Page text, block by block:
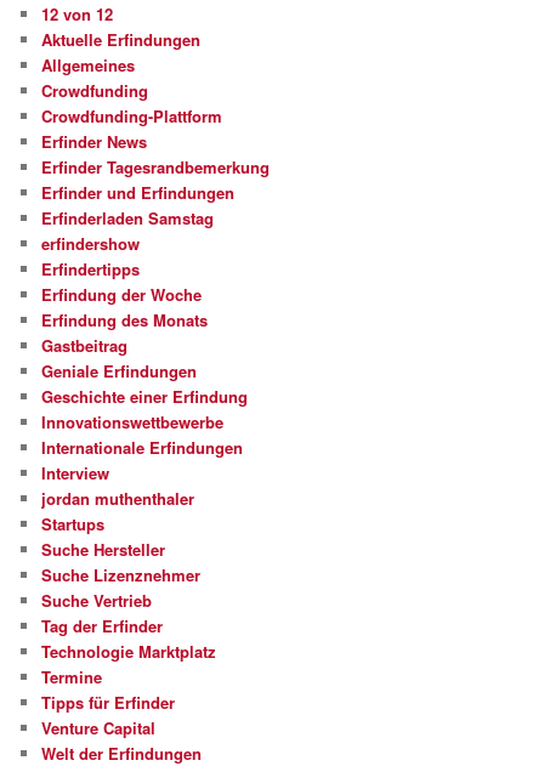
12 von 12
Aktuelle Erfindungen
Allgemeines
Crowdfunding
Crowdfunding-Plattform
Erfinder News
Erfinder Tagesrandbemerkung
Erfinder und Erfindungen
Erfinderladen Samstag
erfindershow
Erfindertipps
Erfindung der Woche
Erfindung des Monats
Gastbeitrag
Geniale Erfindungen
Geschichte einer Erfindung
Innovationswettbewerbe
Internationale Erfindungen
Interview
jordan muthenthaler
Startups
Suche Hersteller
Suche Lizenznehmer
Suche Vertrieb
Tag der Erfinder
Technologie Marktplatz
Termine
Tipps für Erfinder
Venture Capital
Welt der Erfindungen